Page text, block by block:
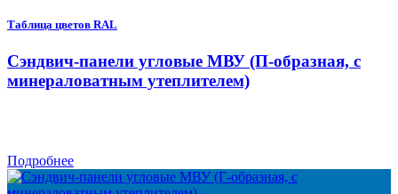
Таблица цветов RAL
Сэндвич-панели угловые МВУ (П-образная, с
минераловатным утеплителем)
Подробнее